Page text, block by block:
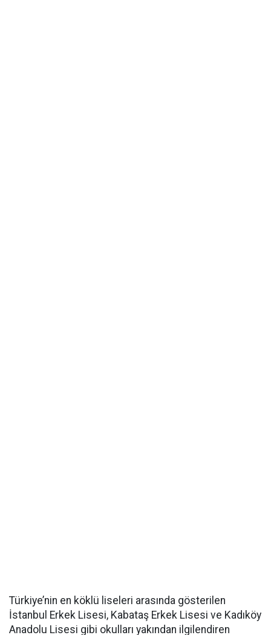
Türkiye’nin en köklü liseleri arasında gösterilen
İstanbul Erkek Lisesi, Kabataş Erkek Lisesi ve Kadıköy
Anadolu Lisesi gibi okulları yakından ilgilendiren